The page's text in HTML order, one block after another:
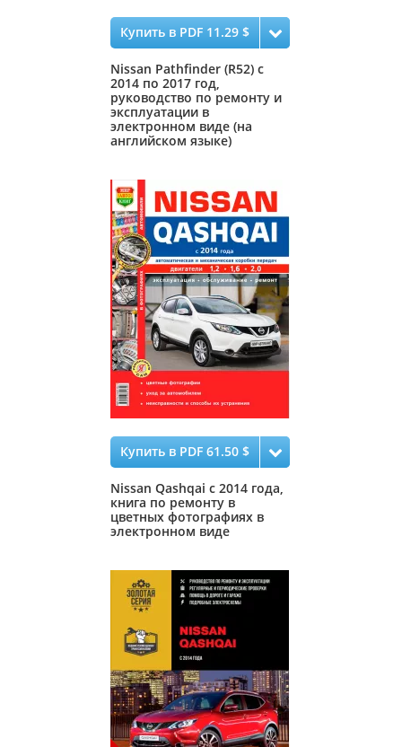
Купить в PDF 11.29 $
Nissan Pathfinder (R52) с
2014 по 2017 год,
руководство по ремонту и
эксплуатации в
электронном виде (на
английском языке)
Купить в PDF 61.50 $
Nissan Qashqai с 2014 года,
книга по ремонту в
цветных фотографиях в
электронном виде